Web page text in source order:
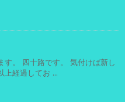
す。 四十路です。 気付けば新し
上経過してお ...